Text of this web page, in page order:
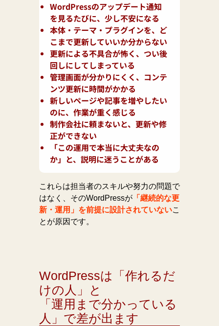
WordPressのアップデート通知
を見るたびに、少し不安になる
本体・テーマ・プラグインを、ど
こまで更新していいか分からない
更新による不具合が怖く、つい後
回しにしてしまっている
管理画面が分かりにくく、コンテ
ンツ更新に時間がかかる
新しいページや記事を増やしたい
のに、作業が重く感じる
制作会社に頼まないと、更新や修
正ができない
「この運用で本当に大丈夫なの
か」と、説明に迷うことがある
これらは担当者のスキルや努力の問題で
はなく、そのWordPressが「継続的な更
新・運用」を前提に設計されていないこ
とが原因です。
WordPressは「作れるだ
けの人」と
「運用まで分かっている
人」で差が出ます